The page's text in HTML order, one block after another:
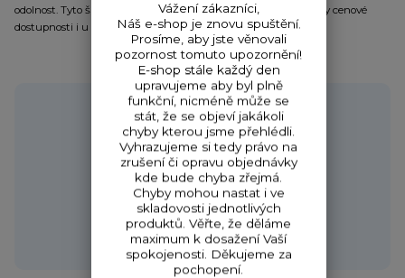
odolnost. Tyto špičky si našly oblibu nejen u závodníků, ale díky cenové
dostupnosti i u rekreačních feederařů.
Potřebujete poradit?
Zákaznická podpora HONZA
+420 720 256 434
(Po-Čt 9-17 hod.,Pá 9-18 hod.)
obchod@fishcom.cz
Vážení zákazníci,
Náš e-shop je znovu spuštění.
Prosíme, aby jste věnovali
pozornost tomuto upozornění!
E-shop stále každý den
upravujeme aby byl plně
funkční, nicméně může se
stát, že se objeví jakákoli
chyby kterou jsme přehlédli.
Vyhrazujeme si tedy právo na
zrušení či opravu objednávky
kde bude chyba zřejmá.
Chyby mohou nastat i ve
skladovosti jednotlivých
produktů. Věřte, že děláme
maximum k dosažení Vaší
spokojenosti. Děkujeme za
pochopení.